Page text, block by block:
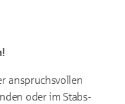
anspruchsvollen
oder im Stabs-